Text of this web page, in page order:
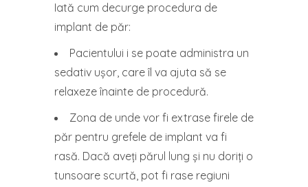
Iată cum decurge procedura de
implant de păr:
Pacientului i se poate administra un
sedativ ușor, care îl va ajuta să se
relaxeze înainte de procedură.
Zona de unde vor fi extrase firele de
păr pentru grefele de implant va fi
rasă. Dacă aveți părul lung și nu doriți o
tunsoare scurtă, pot fi rase regiuni